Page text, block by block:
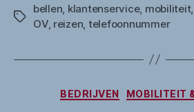
Tags
bellen klantenservice, mobiliteit,
OV, reizen telefoonnummer
BEDRIJVEN MOBILITEIT